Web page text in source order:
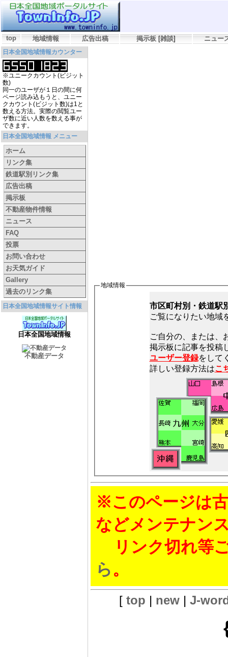
top 地域情報 広告出稿 掲示板 [雑談] ニュー
日本全国地域情報カウンター
※ユニークカウント(ビジット
数)
同一のユーザが１日の間に何
ページ読み込もうと、ユニー
クカウント(ビジット数)は1と
数える方法。実際の閲覧ユー
ザ数に近い人数を数える事が
できます。
日本全国地域情報 メニュー
ホーム
リンク集
鉄道駅別リンク集
広告出稿
掲示板
不動産物件情報
ニュース
FAQ
投票
お問い合わせ
お天気ガイド
Gallery
過去のリンク集
日本全国地域情報サイト情報
日本全国地域情報
不動産データ
地域情報
市区町村別・鉄道駅
ご覧になりたい地域
ご自分の、または、
ユーザー登録をして
詳しい登録方法はこ
※このページは
などメンテナン
リンク切れ等
ら。
[ top | new| J-